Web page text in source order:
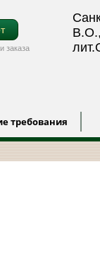
заказа
требования